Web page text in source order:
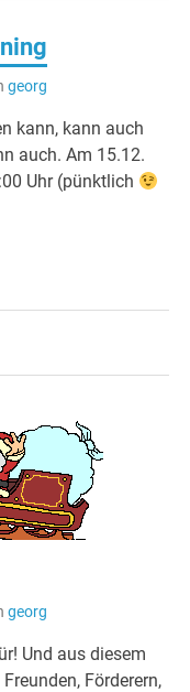
georg
kann, kann auch
auch. Am 15.12.
Uhr (pünktlich
georg
Und aus diesem
Förderern,